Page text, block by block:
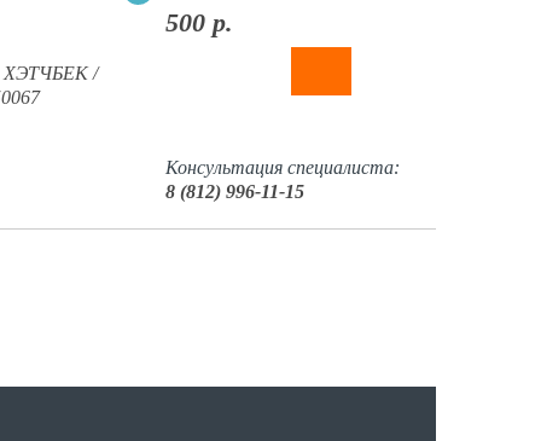
ХЭТЧБЕК /
500 р.
Консультация специалиста:
8 (812) 996-11-15